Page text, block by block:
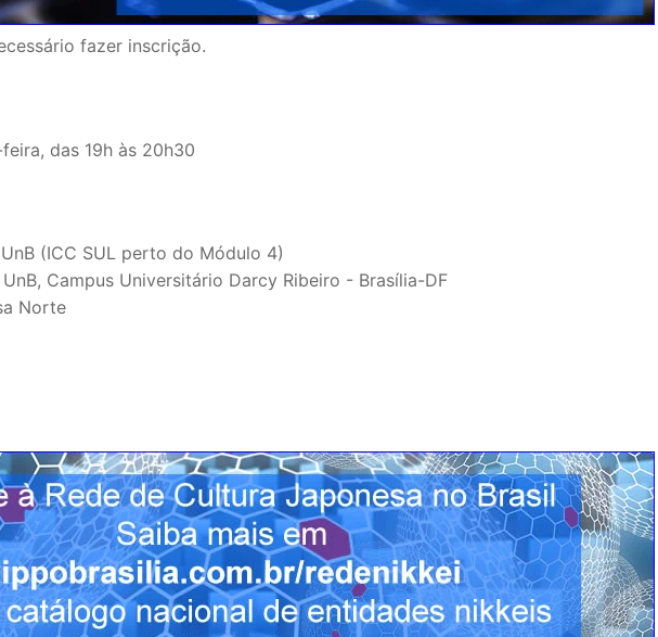
fazer inscrição.
das 19h às 20h30
(ICC SUL perto do Módulo 4)
Campus Universitário Darcy Ribeiro - Brasília-DF
Norte